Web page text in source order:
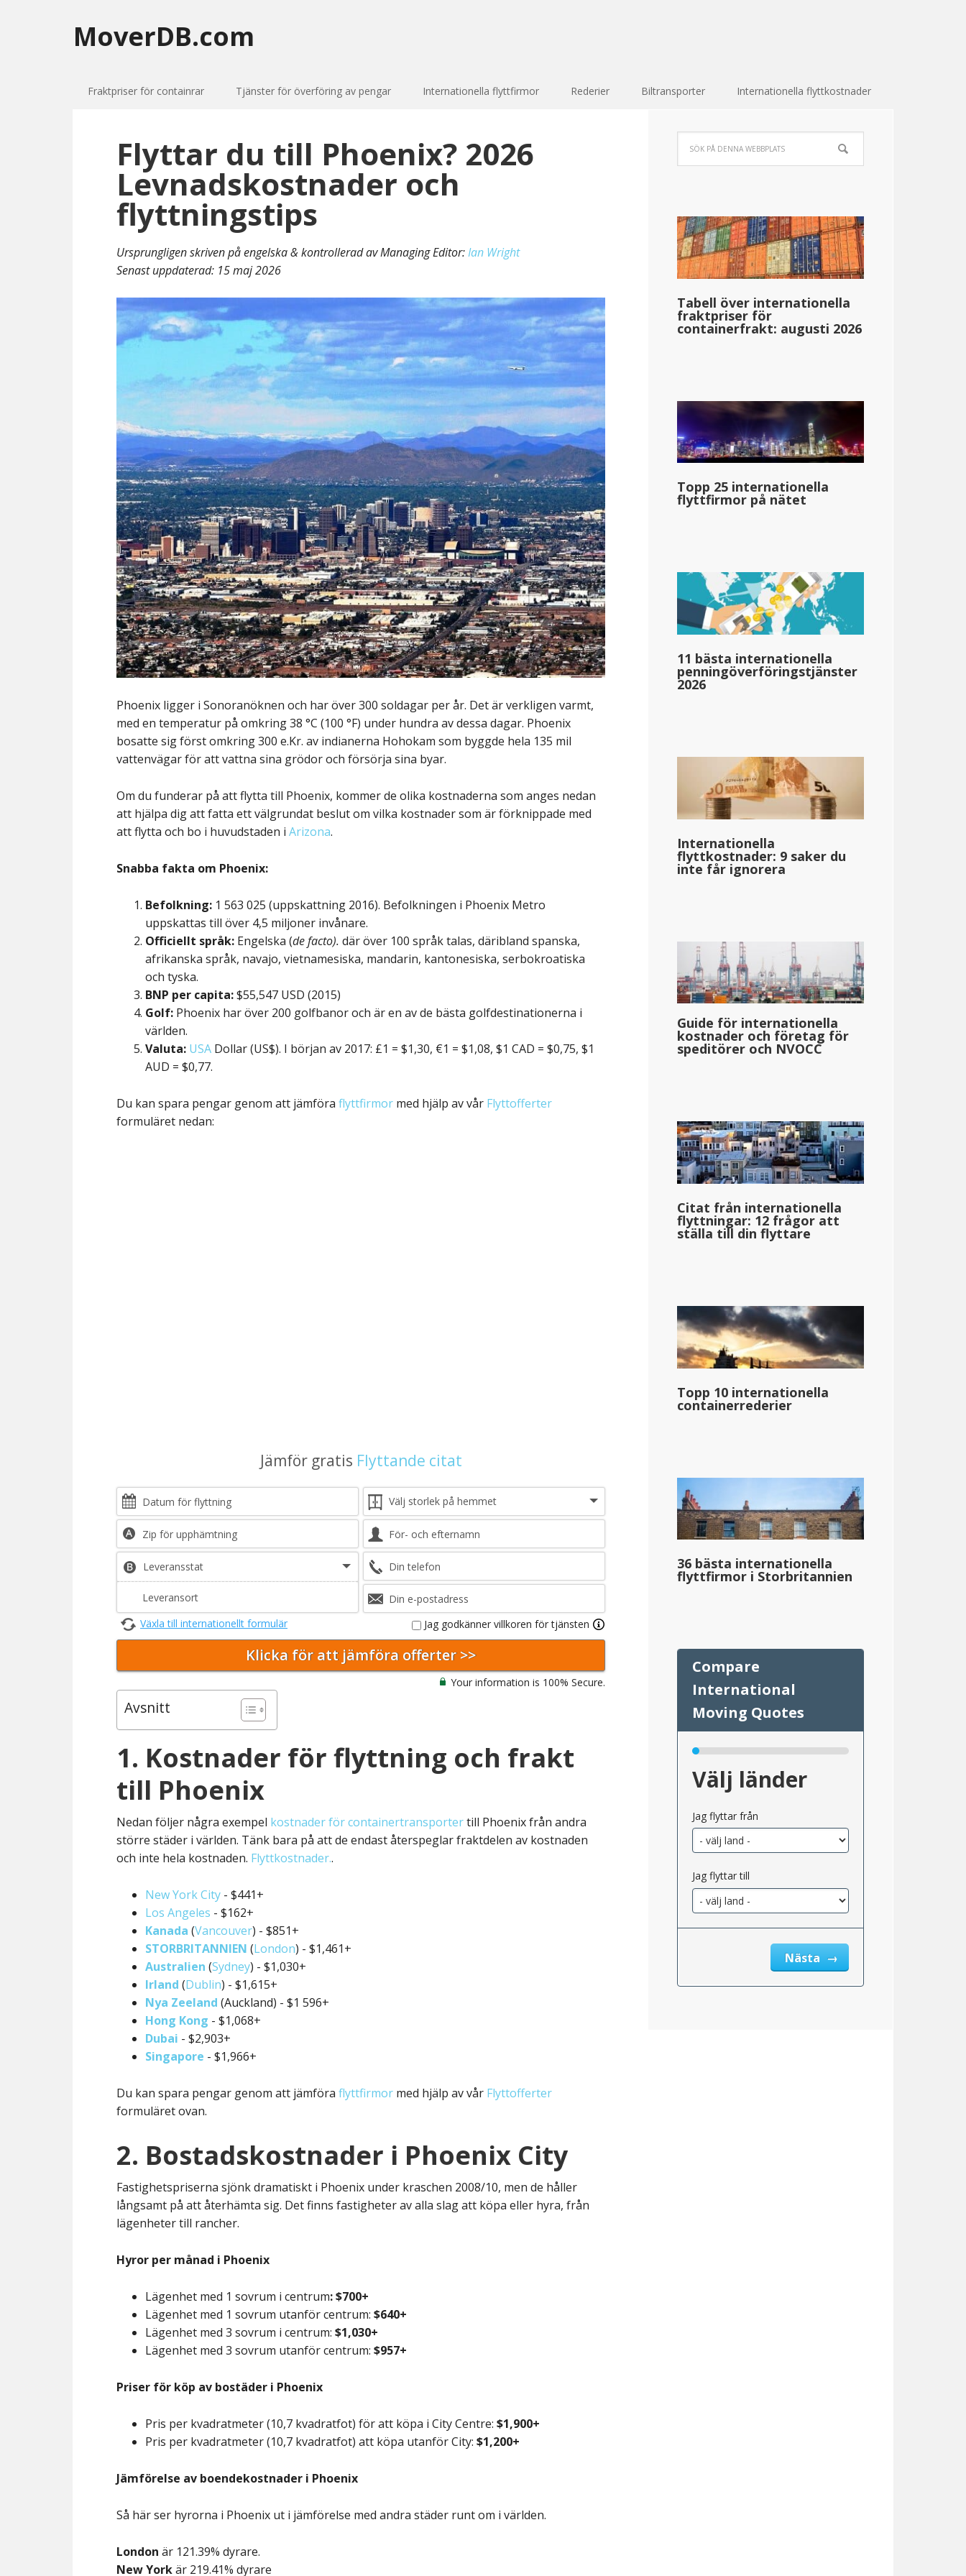
MoverDB.com
Fraktpriser för containrar Tjänster för överföring av pengar Internationella flyttfirmor Rederier Biltransporter Internationella flyttkostnader
Flyttar du till Phoenix? 2026
Levnadskostnader och
flyttningstips
Ursprungligen skriven på engelska & kontrollerad av Managing Editor:Ian Wright
Senast uppdaterad: 15 maj 2026
Phoenix ligger i Sonoranöknen och har över 300 soldagar per år. Det är verkligen varmt,
med en temperatur på omkring 38 °C (100 °F) under hundra av dessa dagar. Phoenix
bosatte sig först omkring 300 e.Kr. av indianerna Hohokam som byggde hela 135 mil
vattenvägar för att vattna sina grödor och försörja sina byar.
Om du funderar på att flytta till Phoenix, kommer de olika kostnaderna som anges nedan
att hjälpa dig att fatta ett välgrundat beslut om vilka kostnader som är förknippade med
att flytta och bo i huvudstaden i Arizona.
Snabba fakta om Phoenix:
Befolkning: 1 563 025 (uppskattning 2016). Befolkningen i Phoenix Metro
uppskattas till över 4,5 miljoner invånare.
Officiellt språk: Engelska (de facto). där över 100 språk talas, däribland spanska,
afrikanska språk, navajo, vietnamesiska, mandarin, kantonesiska, serbokroatiska
och tyska.
BNP per capita:$55,547 USD (2015)
Golf: Phoenix har över 200 golfbanor och är en av de bästa golfdestinationerna i
världen.
Valuta: USA Dollar (US$). I början av 2017: £1 = $1,30, €1 = $1,08, $1 CAD = $0,75, $1
AUD = $0,77.
Du kan spara pengar genom att jämföra flyttfirmor med hjälp av vår Flyttofferter
formuläret nedan:
Jämför gratis Flyttande citat
Växla till internationellt formulär Jag godkänner villkoren för tjänsten
Your information is 100% Secure.
Avsnitt
1. Kostnader för flyttning och frakt
till Phoenix
Nedan följer några exempel kostnader för containertransportertill Phoenix från andra
större städer i världen. Tänk bara på att de endast återspeglar fraktdelen av kostnaden
och inte hela kostnaden. Flyttkostnader..
New York City - $441+
Los Angeles - $162+
Kanada (Vancouver) - $851+
STORBRITANNIEN (London) - $1,461+
Australien (Sydney) - $1,030+
Irland (Dublin) - $1,615+
Nya Zeeland (Auckland) - $1 596+
Hong Kong - $1,068+
Dubai - $2,903+
Singapore - $1,966+
Du kan spara pengar genom att jämföra flyttfirmor med hjälp av vår Flyttofferter
formuläret ovan.
2. Bostadskostnader i Phoenix City
Fastighetspriserna sjönk dramatiskt i Phoenix under kraschen 2008/10, men de håller
långsamt på att återhämta sig. Det finns fastigheter av alla slag att köpa eller hyra, från
lägenheter till rancher.
Hyror per månad i Phoenix
Lägenhet med 1 sovrum i centrum:$700+
Lägenhet med 1 sovrum utanför centrum: $640+
Lägenhet med 3 sovrum i centrum: $1,030+
Lägenhet med 3 sovrum utanför centrum: $957+
Priser för köp av bostäder i Phoenix
Pris per kvadratmeter (10,7 kvadratfot) för att köpa i City Centre: $1,900+
Pris per kvadratmeter (10,7 kvadratfot) att köpa utanför City: $1,200+
Jämförelse av boendekostnader i Phoenix
Så här ser hyrorna i Phoenix ut i jämförelse med andra städer runt om i världen.
London är 121.39% dyrare.
New Yorkär 219.41% dyrare
Tabell över internationella
fraktpriser för
containerfrakt: augusti 2026
Topp 25 internationella
flyttfirmor på nätet
11 bästa internationella
penningöverföringstjänster
2026
Internationella
flyttkostnader: 9 saker du
inte får ignorera
Guide för internationella
kostnader och företag för
speditörer och NVOCC
Citat från internationella
flyttningar: 12 frågor att
ställa till din flyttare
Topp 10 internationella
containerrederier
36 bästa internationella
flyttfirmor i Storbritannien
Välj länder
Jag flyttar från
Jag flyttar till
Nästa